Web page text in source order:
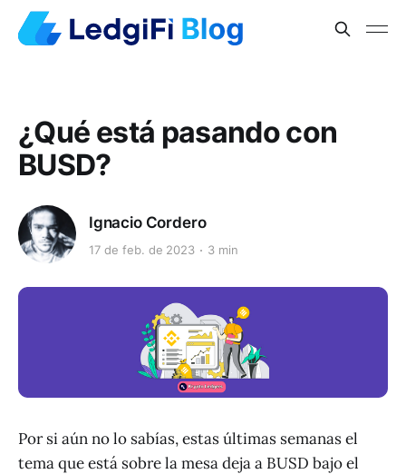
¿Qué está pasando con
BUSD?
Ignacio Cordero
17 de feb. de 2023 3 min
Por si aún no lo sabías, estas últimas semanas el
tema que está sobre la mesa deja a BUSD bajo el